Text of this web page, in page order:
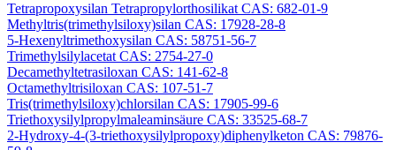
Tetrapropoxysilan Tetrapropylorthosilikat CAS: 682-01-9
Methyltris(trimethylsiloxy)silan CAS: 17928-28-8
5-Hexenyltrimethoxysilan CAS: 58751-56-7
Trimethylsilylacetat CAS: 2754-27-0
Decamethyltetrasiloxan CAS: 141-62-8
Octamethyltrisiloxan CAS: 107-51-7
Tris(trimethylsiloxy)chlorsilan CAS: 17905-99-6
Triethoxysilylpropylmaleaminsäure CAS: 33525-68-7
2-Hydroxy-4-(3-triethoxysilylpropoxy)diphenylketon CAS: 79876-